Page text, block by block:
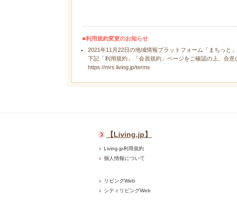
■利用規約変更のお知らせ
2021年11月22日の地域情報プラットフォーム「まちっと
下記「利用規約」「会員規約」ページをご確認の上、合意
https://mrs.living.jp/terms
【Living.jp】
Living.jp利用規約
個人情報について
リビングWeb
シティリビングWeb